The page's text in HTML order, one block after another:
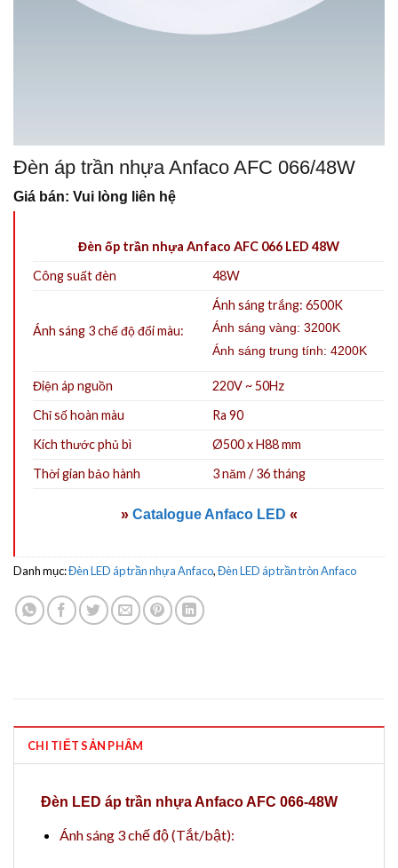
Đèn áp trần nhựa Anfaco AFC 066/48W
Giá bán: Vui lòng liên hệ
Đèn ốp trần nhựa Anfaco AFC 066 LED 48W
Công suất đèn
48W
Ánh sáng 3 chế độ đổi màu:
Ánh sáng trắng: 6500K
Ánh sáng vàng: 3200K
Ánh sáng trung tính: 4200K
Điện áp nguồn
220V ~ 50Hz
Chỉ số hoàn màu
Ra 90
Kích thước phủ bì
Ø500 x H88 mm
Thời gian bảo hành
3 năm / 36 tháng
» Catalogue Anfaco LED «
Danh mục:Đèn LED áp trần nhựa Anfaco,Đèn LED áp trần tròn Anfaco
CHI TIẾT SẢN PHẨM
Đèn LED áp trần nhựa Anfaco AFC 066-48W
Ánh sáng 3 chế độ (Tắt/bật):